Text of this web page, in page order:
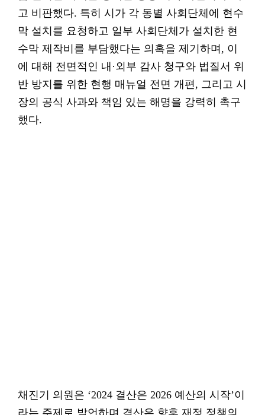
고 비판했다. 특히 시가 각 동별 사회단체에 현수
막 설치를 요청하고 일부 사회단체가 설치한 현
수막 제작비를 부담했다는 의혹을 제기하며, 이
에 대해 전면적인 내·외부 감사 청구와 법질서 위
반 방지를 위한 현행 매뉴얼 전면 개편, 그리고 시
장의 공식 사과와 책임 있는 해명을 강력히 촉구
했다.
채진기 의원은 ‘2024 결산은 2026 예산의 시작’이
라는 주제로 발언하며 결산은 향후 재정 정책의